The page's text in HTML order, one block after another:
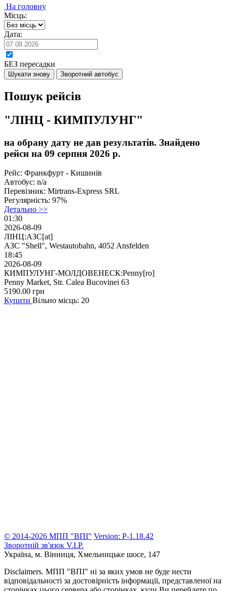
На головну
Місць:
Дата:
БЕЗ пересадки
Шукати знову Зворотний автобус
Пошук рейсів
"ЛІНЦ - КИМПУЛУНГ"
на обрану дату не дав результатів. Знайдено
рейси на 09 серпня 2026 р.
Рейс: Франкфурт - Кишинів
Автобус: n/a
Перевізник: Mirtrans-Express SRL
Регулярність: 97%
Детально >>
01:30
2026-08-09
ЛІНЦ:АЗС[at]
АЗС "Shell", Westautobahn, 4052 Ansfelden
18:45
2026-08-09
КИМПУЛУНГ-МОЛДОВЕНЕСК:Penny[ro]
Penny Market, Str. Calea Bucovinei 63
5190.00 грн
Купити Вільно місць: 20
© 2014-2026 МПП "ВПІ" Version: P-1.18.42
Зворотній зв'язок V.I.P.
Україна, м. Вінниця, Хмельницьке шосе, 147
Disclaimers. МПП "ВПІ" ні за яких умов не буде нести
відповідальності за достовірність інформації, представленої на